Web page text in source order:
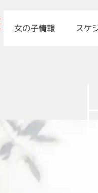
女の子情報 スケ